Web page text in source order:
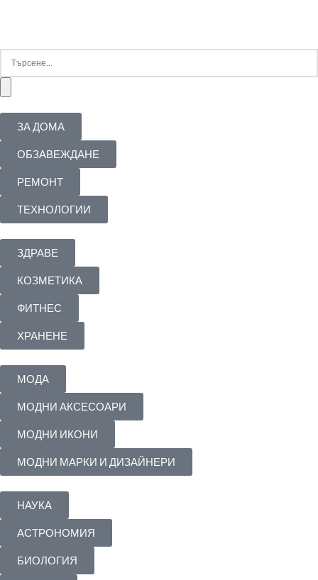
ЗА ДОМА
ОБЗАВЕЖДАНЕ
РЕМОНТ
ТЕХНОЛОГИИ
ЗДРАВЕ
КОЗМЕТИКА
ФИТНЕС
ХРАНЕНЕ
МОДА
МОДНИ АКСЕСОАРИ
МОДНИ ИКОНИ
МОДНИ МАРКИ И ДИЗАЙНЕРИ
НАУКА
АСТРОНОМИЯ
БИОЛОГИЯ